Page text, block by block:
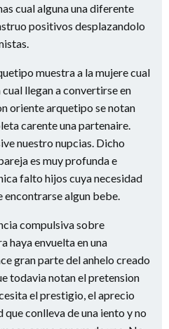
cual alguna una diferente
positivos desplazandolo
muestra a la mujere cual
llegan a convertirse en
oriente arquetipo se notan
carente una partenaire.
nuestro nupcias. Dicho
es muy profunda e
falto hijos cuya necesidad
algun bebe.
compulsiva sobre
haya envuelta en una
gran parte del anhelo creado
todavia notan el pretension
el prestigio, el aprecio
conlleva de una iento y no